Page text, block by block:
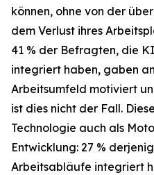
können, ohne von der
dem Verlust ihres
41 % der Befragten, die
integriert haben, gaben
Arbeitsumfeld motiviert
ist dies nicht der Fall.
Technologie auch als
Entwicklung: 27 %
Arbeitsabläufe integriert